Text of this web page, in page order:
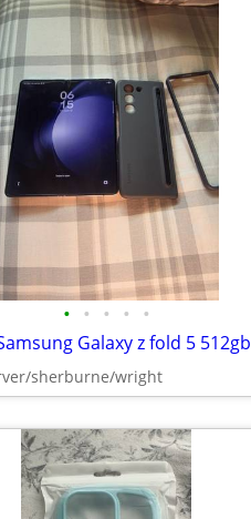
• • • • •
Galaxy z fold 5 512gb
sherburne/wright